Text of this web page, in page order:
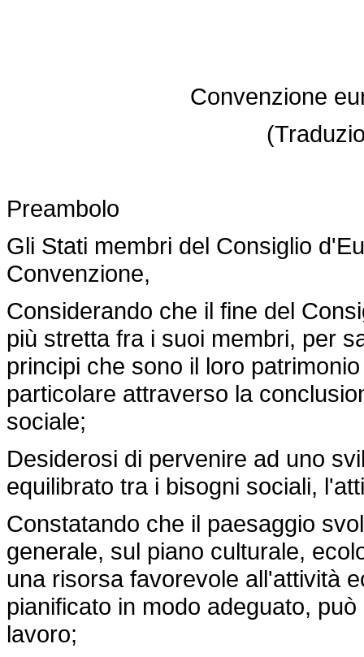
Convenzione
Preambolo
Gli Stati membri del Consiglio
Convenzione,
Considerando che il fine del
più stretta fra i suoi membri, per
principi che sono il loro
particolare attraverso la
sociale;
Desiderosi di pervenire ad uno
equilibrato tra i bisogni sociali,
Constatando che il paesaggio
generale, sul piano culturale,
una risorsa favorevole all'attività
pianificato in modo adeguato,
lavoro;